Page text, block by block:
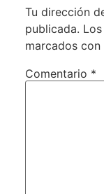
Tu dirección
publicada.
marcados con
Comentario *